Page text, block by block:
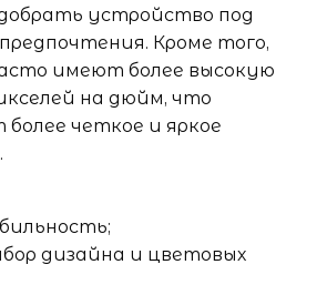
устройство под
Кроме того,
имеют более высокую
на дюйм, что
более четкое и яркое
дизайна и цветовых